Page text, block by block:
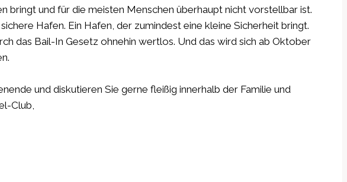
bringt und für die meisten Menschen überhaupt nicht vorstellbar ist.
Hafen. Ein Hafen, der zumindest eine kleine Sicherheit bringt.
das Bail-In Gesetz ohnehin wertlos. Und das wird sich ab Oktober
und diskutieren Sie gerne fleißig innerhalb der Familie und
Club,